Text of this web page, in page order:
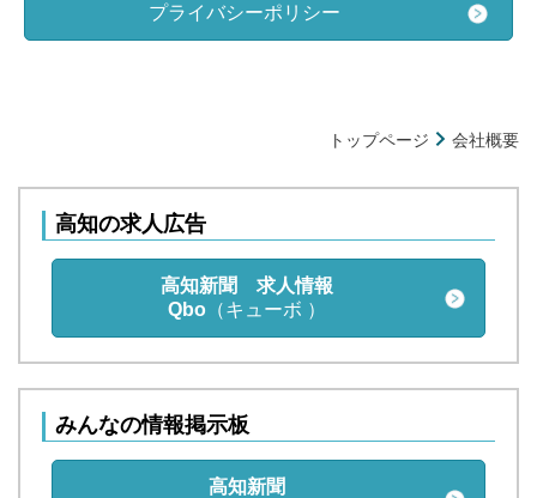
プライバシーポリシー
トップページ 会社概要
高知の求人広告
高知新聞 求人情報
Qbo （キューボ ）
みんなの情報掲示板
高知新聞